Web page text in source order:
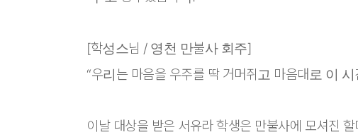
[학성스님 / 영천 만불사 회주]
“우리는 마음을 우주를 딱 거머쥐고 마음대로 이
이날 대상을 받은 서유라 학생은 만불사에 모셔진